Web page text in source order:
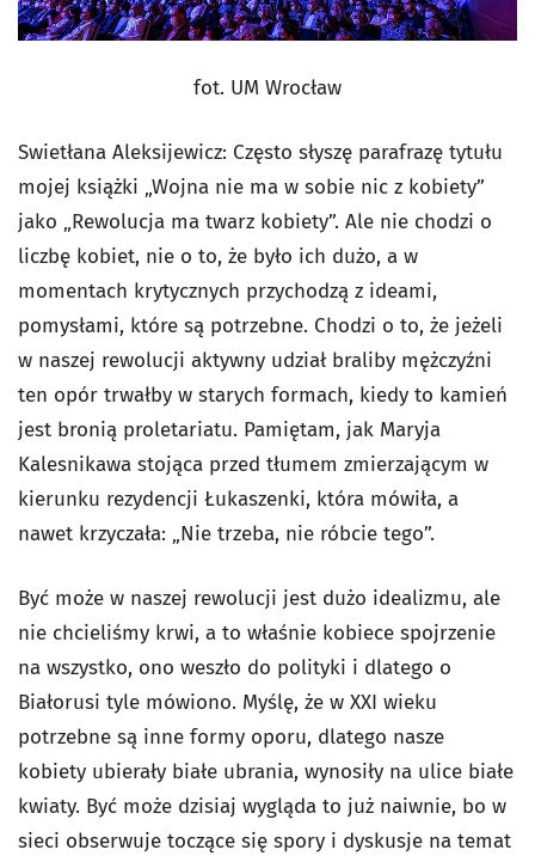
fot. UM Wrocław
Swietłana Aleksijewicz: Często słyszę parafrazę tytułu
mojej książki „Wojna nie ma w sobie nic z kobiety”
jako „Rewolucja ma twarz kobiety”. Ale nie chodzi o
liczbę kobiet, nie o to, że było ich dużo, a w
momentach krytycznych przychodzą z ideami,
pomysłami, które są potrzebne. Chodzi o to, że jeżeli
w naszej rewolucji aktywny udział braliby mężczyźni
ten opór trwałby w starych formach, kiedy to kamień
jest bronią proletariatu. Pamiętam, jak Maryja
Kalesnikawa stojąca przed tłumem zmierzającym w
kierunku rezydencji Łukaszenki, która mówiła, a
nawet krzyczała: „Nie trzeba, nie róbcie tego”.
Być może w naszej rewolucji jest dużo idealizmu, ale
nie chcieliśmy krwi, a to właśnie kobiece spojrzenie
na wszystko, ono weszło do polityki i dlatego o
Białorusi tyle mówiono. Myślę, że w XXI wieku
potrzebne są inne formy oporu, dlatego nasze
kobiety ubierały białe ubrania, wynosiły na ulice białe
kwiaty. Być może dzisiaj wygląda to już naiwnie, bo w
sieci obserwuje toczące się spory i dyskusje na temat